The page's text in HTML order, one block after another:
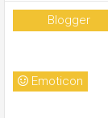
Blogger
Emoticon